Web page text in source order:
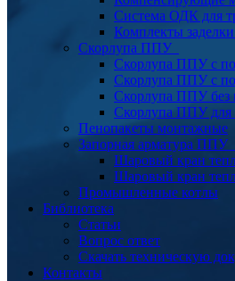
Система ОДК для
Комплекты
Скорлупа ППУ
Скорлупа ППУ с
Скорлупа ППУ с
Скорлупа ППУ без
Скорлупа ППУ для
Пенопакеты монтажные
Запорная арматура ППУ
Шаровый кран
Шаровый кран
Промышленные котлы
Библиотека
Статьи
Вопрос ответ
Скачать техническую
Контакты